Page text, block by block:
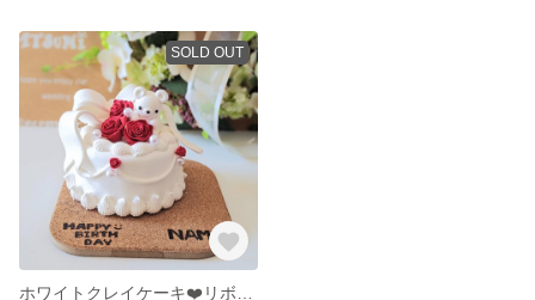
SOLD OUT